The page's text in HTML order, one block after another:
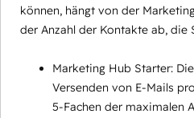
können, hängt von der
der Anzahl der Kontakte ab, die
Marketing Hub Starter:
Versenden von E-Mails
5-Fachen der maximalen